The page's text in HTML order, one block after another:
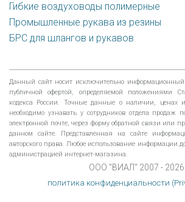
Гибкие воздуховоды полимерные
Промышленные рукава из резины
БРС для шлангов и рукавов
Данный сайт носит исключительно информационный
публичной офертой, определяемой положениями
кодекса России. Точные данные о наличии, ценах и
необходимо узнавать у сотрудников отдела продаж
электронной почте, через форму обратной связи или
данном сайте. Представленная на сайте
авторского права. Любое использование информации
администрацией интернет-магазина.
ООО "ВИАЛ" 2007 - 2026
политика конфиденциальности